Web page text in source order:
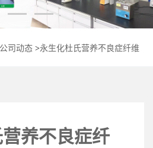
公司动态 >永生化杜氏营养不良症纤维
养不良症纤